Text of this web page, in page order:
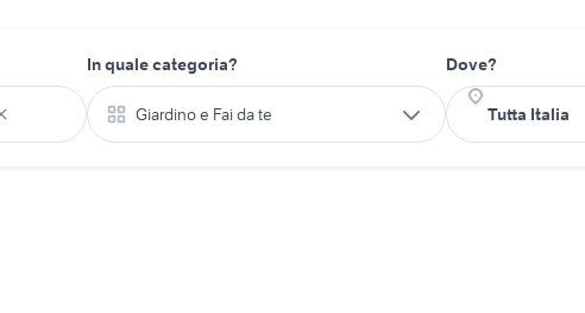
In quale categoria?
Giardino e Fai da te
Dove?